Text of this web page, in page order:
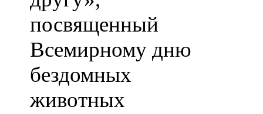
посвященный
Всемирному дню
бездомных
животных